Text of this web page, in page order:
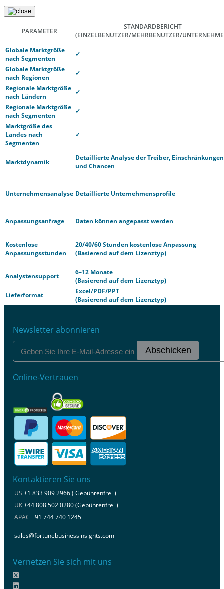
PARAMETER
STANDARDBERICHT
(EINZELBENUTZER/MEHRBENUTZER/
Globale Marktgröße
nach Segmenten
✓
Globale Marktgröße
nach Regionen
✓
Regionale Marktgröße
nach Ländern
✓
Regionale Marktgröße
nach Segmenten
✓
Marktgröße des
Landes nach
Segmenten
✓
Marktdynamik
Detaillierte Analyse der Treiber, Einschränkungen
und Chancen
Unternehmensanalyse Detaillierte Unternehmensprofile
Anpassungsanfrage Daten können angepasst werden
Kostenlose
Anpassungsstunden
20/40/60 Stunden kostenlose Anpassung
(Basierend auf dem Lizenztyp)
Analystensupport
6–12 Monate
(Basierend auf dem Lizenztyp)
Lieferformat
Excel/PDF/PPT
(Basierend auf dem Lizenztyp)
Newsletter abonnieren
Abschicken
Online-Vertrauen
Kontaktieren Sie uns
US +1 833 909 2966 ( Gebührenfrei )
UK+44 808 502 0280 (Gebührenfrei )
APAC +91 744 740 1245
sales@fortunebusinessinsights.com
Vernetzen Sie sich mit uns